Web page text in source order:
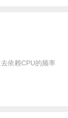
依赖CPU的频率